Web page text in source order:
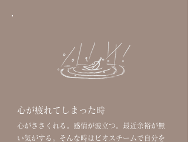
心が疲れてしまった時
心がささくれる。感情が波立つ。最近余裕が無
い気がする。そんな時はビオスチームで自分を